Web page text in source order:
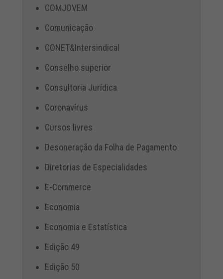
COMJOVEM
Comunicação
CONET&Intersindical
Conselho superior
Consultoria Jurídica
Coronavírus
Cursos livres
Desoneração da Folha de Pagamento
Diretorias de Especialidades
E-Commerce
Economia
Economia e Estatística
Edição 49
Edição 50